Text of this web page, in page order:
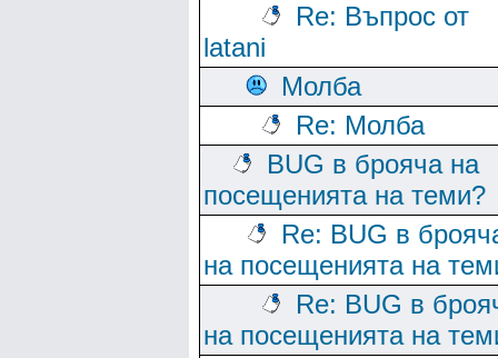
Re: Въпрос от
latani
Молба
Re: Молба
BUG в брояча на
посещенията на теми?
Re: BUG в
на посещенията на
Re: BUG в
на посещенията на